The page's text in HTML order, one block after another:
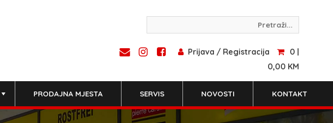
Prijava / Registracija
0 |
0,00 KM
PRODAJNA MJESTA SERVIS NOVOSTI KONTAKT